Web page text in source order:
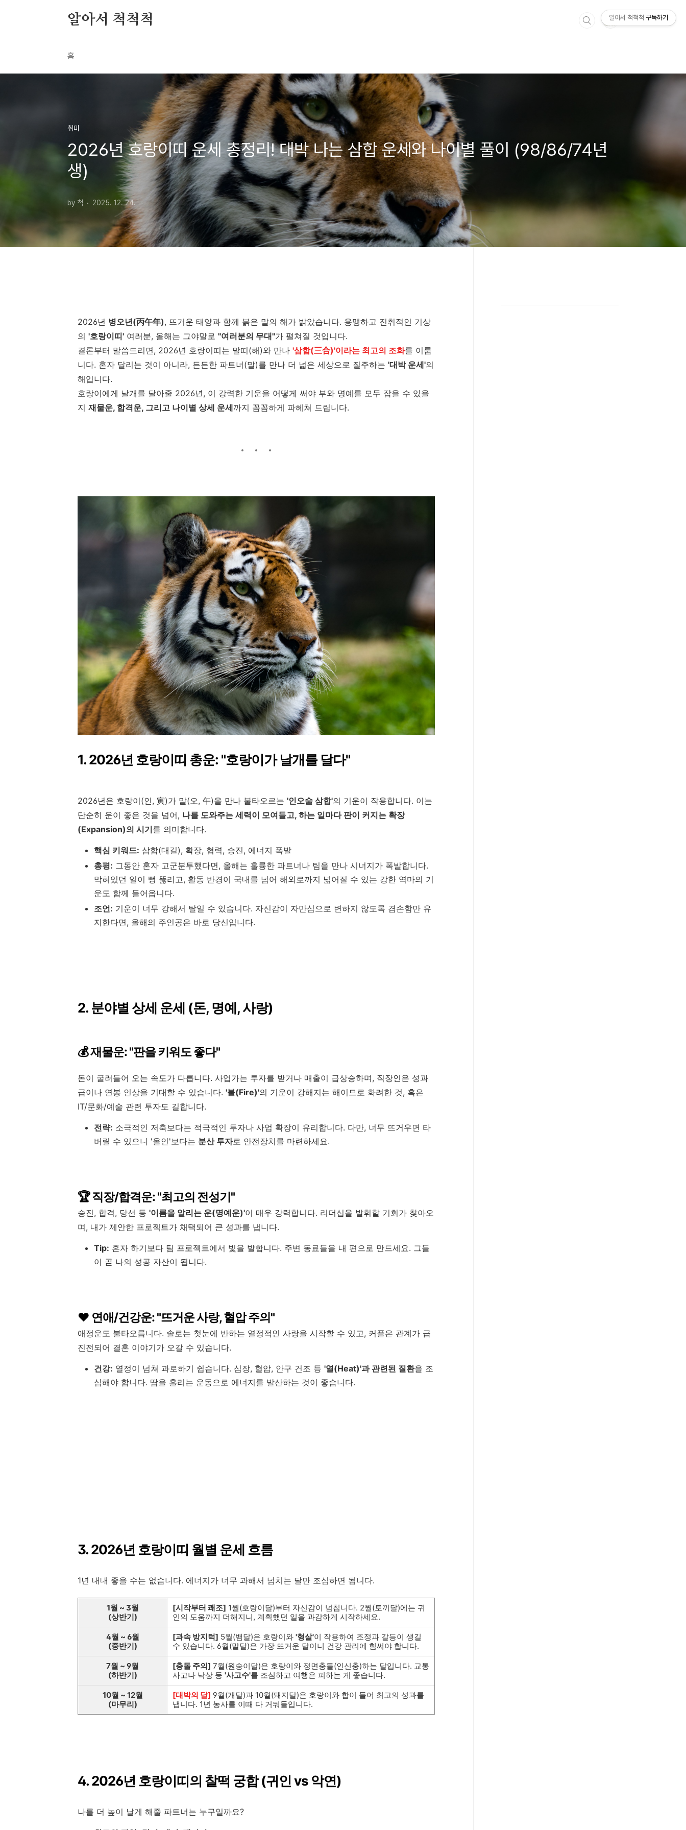
알아서 척척척
홈
취미
2026년 호랑이띠 운세 총정리! 대박 나는 삼합 운세와 나이별 풀이 (98/86/74년
생)
by 척 2025. 12. 24.
2026년 병오년(丙午年), 뜨거운 태양과 함께 붉은 말의 해가 밝았습니다. 용맹하고 진취적인 기상
의 '호랑이띠' 여러분, 올해는 그야말로 "여러분의 무대"가 펼쳐질 것입니다.
결론부터 말씀드리면, 2026년 호랑이띠는 말띠(해)와 만나 '삼합(三合)'이라는 최고의 조화를 이룹
니다. 혼자 달리는 것이 아니라, 든든한 파트너(말)를 만나 더 넓은 세상으로 질주하는 '대박 운세'의
해입니다.
호랑이에게 날개를 달아줄 2026년, 이 강력한 기운을 어떻게 써야 부와 명예를 모두 잡을 수 있을
지 재물운, 합격운, 그리고 나이별 상세 운세까지 꼼꼼하게 파헤쳐 드립니다.
1. 2026년 호랑이띠 총운: "호랑이가 날개를 달다"
2026년은 호랑이(인, 寅)가 말(오, 午)을 만나 불타오르는 '인오술 삼합'의 기운이 작용합니다. 이는
단순히 운이 좋은 것을 넘어, 나를 도와주는 세력이 모여들고, 하는 일마다 판이 커지는 확장
(Expansion)의 시기를 의미합니다.
핵심 키워드: 삼합(대길), 확장, 협력, 승진, 에너지 폭발
총평: 그동안 혼자 고군분투했다면, 올해는 훌륭한 파트너나 팀을 만나 시너지가 폭발합니다.
막혀있던 일이 뻥 뚫리고, 활동 반경이 국내를 넘어 해외로까지 넓어질 수 있는 강한 역마의 기
운도 함께 들어옵니다.
조언: 기운이 너무 강해서 탈일 수 있습니다. 자신감이 자만심으로 변하지 않도록 겸손함만 유
지한다면, 올해의 주인공은 바로 당신입니다.
2. 분야별 상세 운세 (돈, 명예, 사랑)
💰 재물운: "판을 키워도 좋다"
돈이 굴러들어 오는 속도가 다릅니다. 사업가는 투자를 받거나 매출이 급상승하며, 직장인은 성과
급이나 연봉 인상을 기대할 수 있습니다. '불(Fire)'의 기운이 강해지는 해이므로 화려한 것, 혹은
IT/문화/예술 관련 투자도 길합니다.
전략: 소극적인 저축보다는 적극적인 투자나 사업 확장이 유리합니다. 다만, 너무 뜨거우면 타
버릴 수 있으니 '올인'보다는 분산 투자로 안전장치를 마련하세요.
🏆 직장/합격운: "최고의 전성기"
승진, 합격, 당선 등 '이름을 알리는 운(명예운)'이 매우 강력합니다. 리더십을 발휘할 기회가 찾아오
며, 내가 제안한 프로젝트가 채택되어 큰 성과를 냅니다.
Tip: 혼자 하기보다 팀 프로젝트에서 빛을 발합니다. 주변 동료들을 내 편으로 만드세요. 그들
이 곧 나의 성공 자산이 됩니다.
❤️ 연애/건강운: "뜨거운 사랑, 혈압 주의"
애정운도 불타오릅니다. 솔로는 첫눈에 반하는 열정적인 사랑을 시작할 수 있고, 커플은 관계가 급
진전되어 결혼 이야기가 오갈 수 있습니다.
건강: 열정이 넘쳐 과로하기 쉽습니다. 심장, 혈압, 안구 건조 등 '열(Heat)'과 관련된 질환을 조
심해야 합니다. 땀을 흘리는 운동으로 에너지를 발산하는 것이 좋습니다.
3. 2026년 호랑이띠 월별 운세 흐름
1년 내내 좋을 수는 없습니다. 에너지가 너무 과해서 넘치는 달만 조심하면 됩니다.
1월 ~ 3월
(상반기)
[시작부터 쾌조] 1월(호랑이달)부터 자신감이 넘칩니다. 2월(토끼달)에는 귀
인의 도움까지 더해지니, 계획했던 일을 과감하게 시작하세요.
4월 ~ 6월
(중반기)
[과속 방지턱] 5월(뱀달)은 호랑이와 '형살'이 작용하여 조정과 갈등이 생길
수 있습니다. 6월(말달)은 가장 뜨거운 달이니 건강 관리에 힘써야 합니다.
7월 ~ 9월
(하반기)
[충돌 주의] 7월(원숭이달)은 호랑이와 정면충돌(인신충)하는 달입니다. 교통
사고나 낙상 등 '사고수'를 조심하고 여행은 피하는 게 좋습니다.
10월 ~ 12월
(마무리)
[대박의 달] 9월(개달)과 10월(돼지달)은 호랑이와 합이 들어 최고의 성과를
냅니다. 1년 농사를 이때 다 거둬들입니다.
4. 2026년 호랑이띠의 찰떡 궁합 (귀인 vs 악연)
나를 더 높이 날게 해줄 파트너는 누구일까요?
알아서 척척척 구독하기